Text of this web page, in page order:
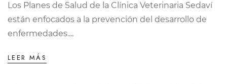
Los Planes de Salud de la Clínica Veterinaria Sedaví
están enfocados a la prevención del desarrollo de
enfermedades....
LEER MÁS